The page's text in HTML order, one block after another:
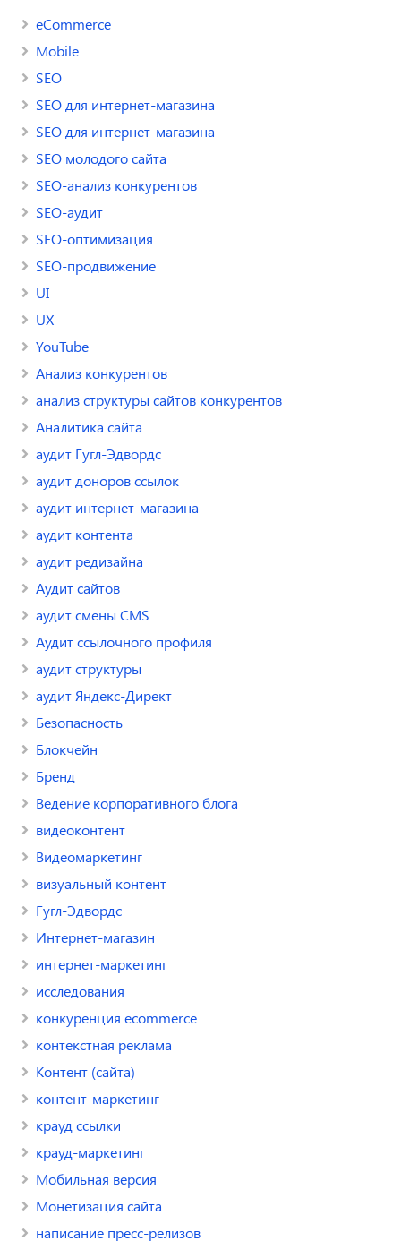
eCommerce
Mobile
SEO
SEO для интернет-магазина
SEO для интернет-магазина
SEO молодого сайта
SEO-анализ конкурентов
SEO-аудит
SEO-оптимизация
SEO-продвижение
UI
UX
YouTube
Анализ конкурентов
анализ структуры сайтов конкурентов
Аналитика сайта
аудит Гугл-Эдвордс
аудит доноров ссылок
аудит интернет-магазина
аудит контента
аудит редизайна
Аудит сайтов
аудит смены CMS
Аудит ссылочного профиля
аудит структуры
аудит Яндекс-Директ
Безопасность
Блокчейн
Бренд
Ведение корпоративного блога
видеоконтент
Видеомаркетинг
визуальный контент
Гугл-Эдвордс
Интернет-магазин
интернет-маркетинг
исследования
конкуренция ecommerce
контекстная реклама
Контент (сайта)
контент-маркетинг
крауд ссылки
крауд-маркетинг
Мобильная версия
Монетизация сайта
написание пресс-релизов